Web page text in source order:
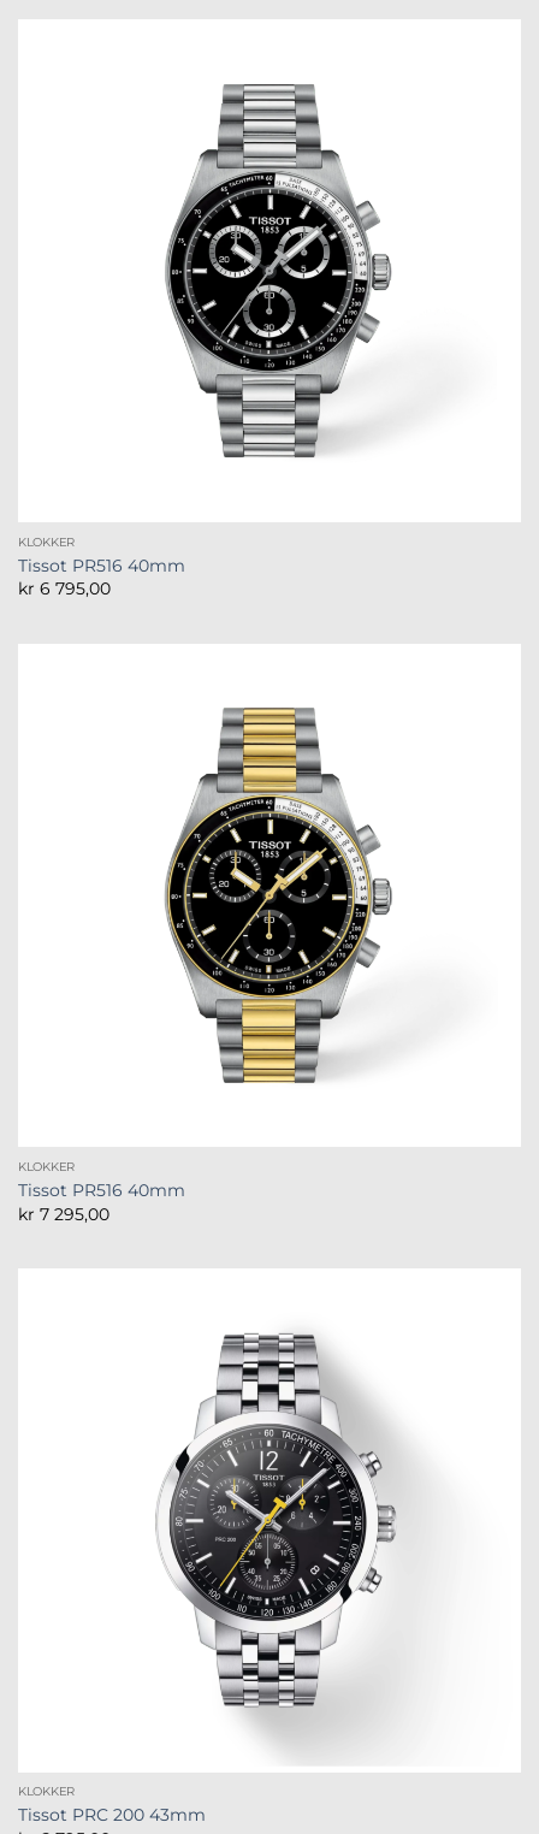
KLOKKER
Tissot PR516 40mm
kr 6 795,00
KLOKKER
Tissot PR516 40mm
kr 7 295,00
KLOKKER
Tissot PRC 200 43mm